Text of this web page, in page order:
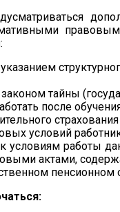
тайны
после
условий
условиям работы
актами,
пенсионном